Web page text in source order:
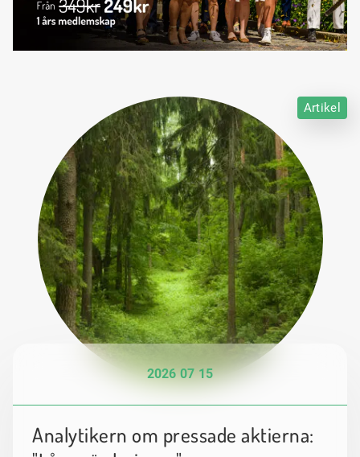
Artikel
2026 07 15
Analytikern om pressade aktierna: